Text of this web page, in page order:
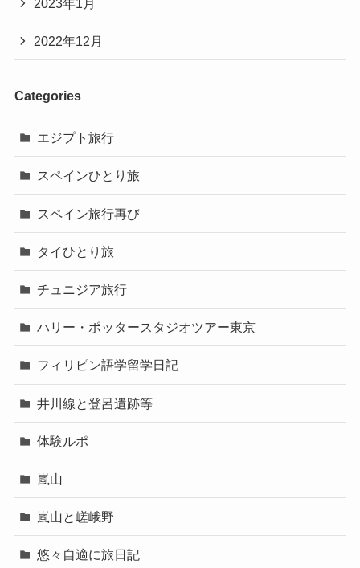
2022年12月
Categories
エジプト旅行
スペインひとり旅
スペイン旅行再び
タイひとり旅
チュニジア旅行
ハリー・ポッタースタジオツアー東京
フィリピン語学留学日記
井川線と登呂遺跡等
体験ルポ
嵐山
嵐山と嵯峨野
悠々自適に旅日記